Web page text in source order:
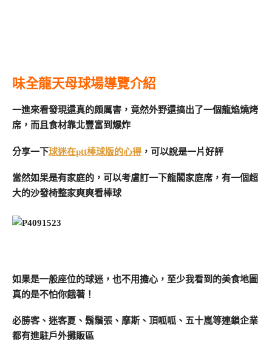
味全龍天母球場導覽介紹
一進來看發現還真的頗厲害，竟然外野還搞出了一個龍焰燒烤
席，而且食材靠北豐富到爆炸
分享一下球迷在ptt棒球版的心得 ，可以說是一片好評
當然如果是有家庭的，可以考慮訂一下龍閣家庭席，有一個超
大的沙發椅整家爽爽看棒球
如果是一般座位的球迷，也不用擔心，至少我看到的美食地圖
真的是不怕你餓著！
必勝客、迷客夏、鬍鬚張、摩斯、頂呱呱、五十嵐等連鎖企業
都有進駐戶外攤販區